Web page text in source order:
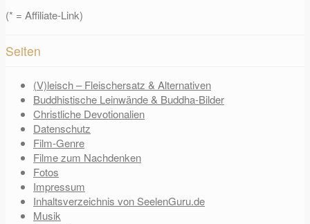
(* = Affiliate-Link)
Seiten
(V)leisch – Fleischersatz & Alternativen
Buddhistische Leinwände & Buddha-Bilder
Christliche Devotionalien
Datenschutz
Film-Genre
Filme zum Nachdenken
Fotos
Impressum
Inhaltsverzeichnis von SeelenGuru.de
Musik